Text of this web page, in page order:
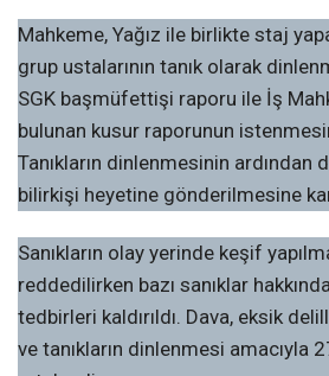
Mahkeme, Yağız ile birlikte staj
grup ustalarının tanık olarak
SGK başmüfettişi raporu ile İş
bulunan kusur raporunun
Tanıkların dinlenmesinin ardından
bilirkişi heyetine gönderilmesine
Sanıkların olay yerinde keşif
reddedilirken bazı sanıklar
tedbirleri kaldırıldı. Dava, eksik
ve tanıkların dinlenmesi amacıyla